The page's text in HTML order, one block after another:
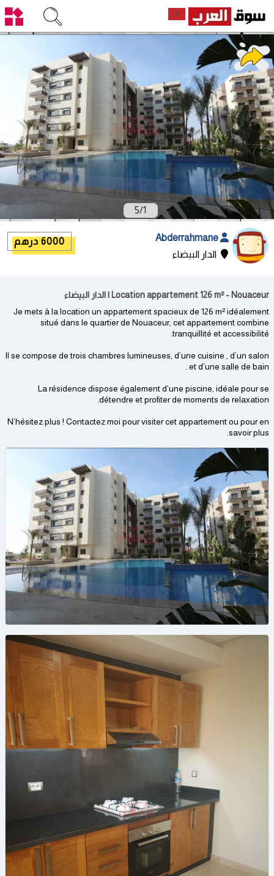
1
/
5
الدار البيضاء
6000 درهم
Location appartement 126 m² - Nouaceur | الدار البيضاء
Je mets à la location un appartement spacieux de 126 m² idéalement
situé dans le quartier de Nouaceur, cet appartement combine
tranquillité et accessibilité.
Il se compose de trois chambres lumineuses, d’une cuisine , d’un salon
et d’une salle de bain .
La résidence dispose également d’une piscine, idéale pour se
détendre et profiter de moments de relaxation.
N’hésitez plus ! Contactez moi pour visiter cet appartement ou pour en
savoir plus.